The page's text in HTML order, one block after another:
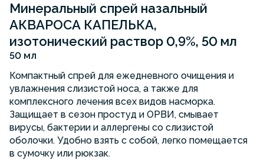
Минеральный спрей назальный
АКВАРОСА КАПЕЛЬКА,
изотонический раствор 0,9%, 50 мл
50 мл
Компактный спрей для ежедневного очищения и
увлажнения слизистой носа, а также для
комплексного лечения всех видов насморка.
Защищает в сезон простуд и ОРВИ, смывает
вирусы, бактерии и аллергены со слизистой
оболочки. Удобно взять с собой, легко помещается
в сумочку или рюкзак.